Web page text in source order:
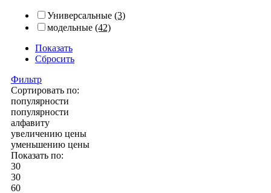
Универсальные (3)
модельные (42)
Показать
Сбросить
Фильтр
Сортировать по:
популярности
популярности
алфавиту
увеличению цены
уменьшению цены
Показать по:
30
30
60